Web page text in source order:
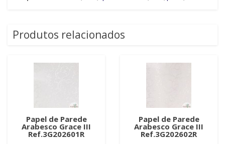
Produtos relacionados
Papel de Parede
Arabesco Grace III
Ref.3G202601R
Papel de Parede
Arabesco Grace III
Ref.3G202602R